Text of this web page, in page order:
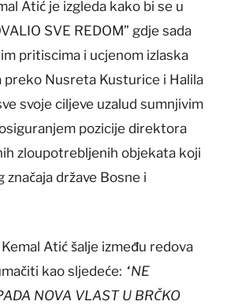
Atić je izgleda kako bi se u
SVE REDOM” gdje sada
pritiscima i ucjenom izlaska
preko Nusreta Kusturice i Halila
svoje ciljeve uzalud sumnjivim
pozicije direktora
zloupotrebljenih objekata koji
države Bosne i
Atić šalje između redova
kao sljedeće: “NE
NOVA VLAST U BRČKO